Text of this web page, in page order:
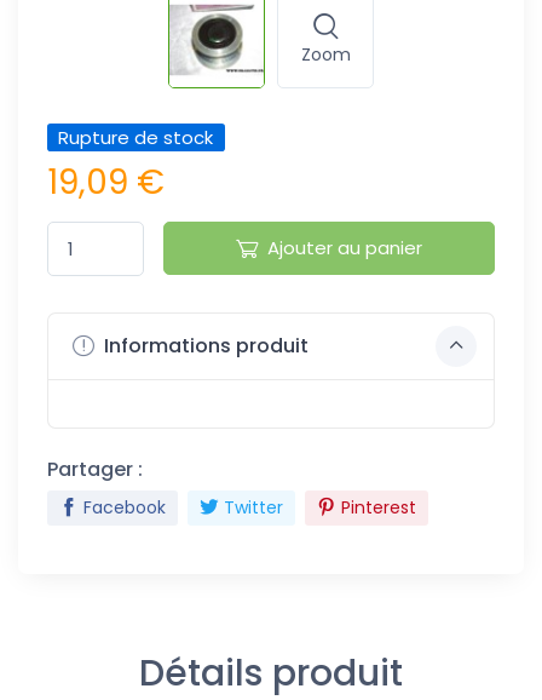
Zoom
Rupture de stock
19,09 €
Ajouter au panier
Informations produit
Partager :
Facebook Twitter Pinterest
Détails produit